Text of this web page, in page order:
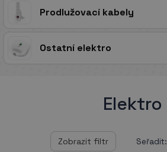
Prodlužovací kabely
Ostatní elektro
Elektro
Seřadit: